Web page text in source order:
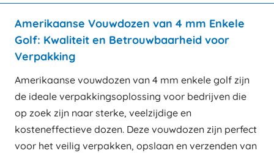
Amerikaanse Vouwdozen van 4 mm Enkele
Golf: Kwaliteit en Betrouwbaarheid voor
Verpakking
Amerikaanse vouwdozen van 4 mm enkele golf zijn
de ideale verpakkingsoplossing voor bedrijven die
op zoek zijn naar sterke, veelzijdige en
kosteneffectieve dozen. Deze vouwdozen zijn perfect
voor het veilig verpakken, opslaan en verzenden van